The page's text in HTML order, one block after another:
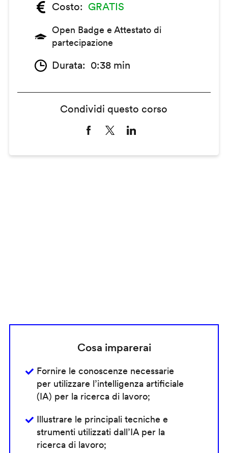
Costo
GRATIS
Open Badge e Attestato di
partecipazione
Durata 0:38 min
Condividi questo corso
Cosa imparerai
Fornire le conoscenze necessarie
per utilizzare l’intelligenza artificiale
(IA) per la ricerca di lavoro;
Illustrare le principali tecniche e
strumenti utilizzati dall’IA per la
ricerca di lavoro;